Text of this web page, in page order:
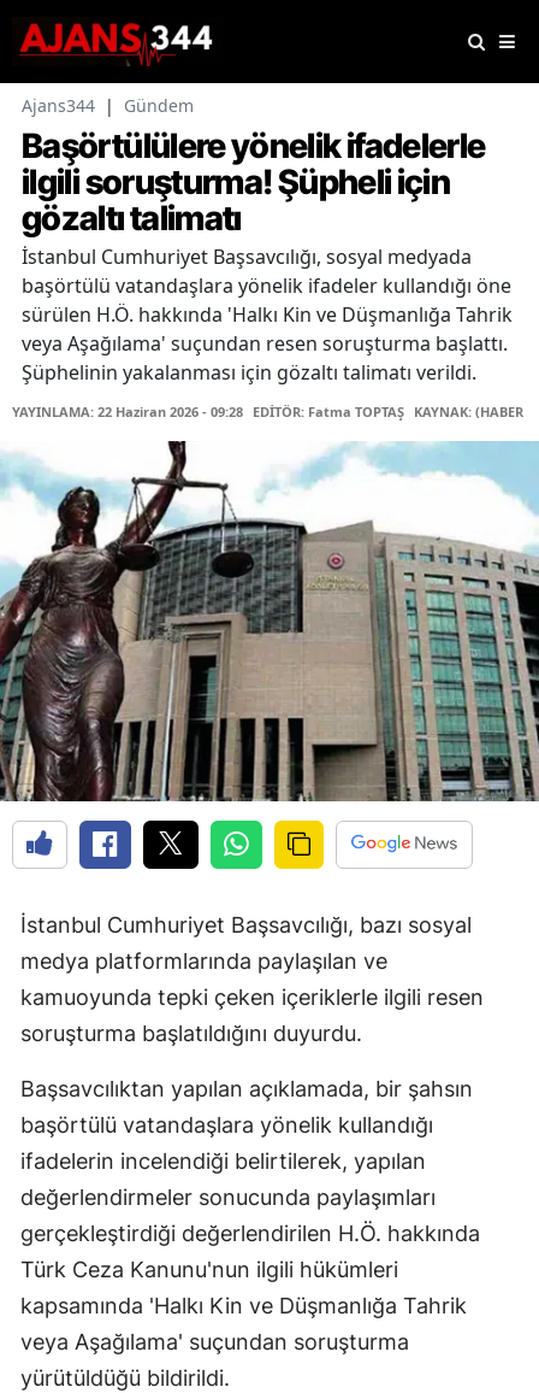
Ajans344 | Gündem
Başörtülülere yönelik ifadelerle
ilgili soruşturma! Şüpheli için
gözaltı talimatı
İstanbul Cumhuriyet Başsavcılığı, sosyal medyada
başörtülü vatandaşlara yönelik ifadeler kullandığı öne
sürülen H.Ö. hakkında 'Halkı Kin ve Düşmanlığa Tahrik
veya Aşağılama' suçundan resen soruşturma başlattı.
Şüphelinin yakalanması için gözaltı talimatı verildi.
YAYINLAMA: 22 Haziran 2026 - 09:28 EDİTÖR: Fatma TOPTAŞ KAYNAK: (HABER
İstanbul Cumhuriyet Başsavcılığı, bazı sosyal
medya platformlarında paylaşılan ve
kamuoyunda tepki çeken içeriklerle ilgili resen
soruşturma başlatıldığını duyurdu.
Başsavcılıktan yapılan açıklamada, bir şahsın
başörtülü vatandaşlara yönelik kullandığı
ifadelerin incelendiği belirtilerek, yapılan
değerlendirmeler sonucunda paylaşımları
gerçekleştirdiği değerlendirilen H.Ö. hakkında
Türk Ceza Kanunu'nun ilgili hükümleri
kapsamında 'Halkı Kin ve Düşmanlığa Tahrik
veya Aşağılama' suçundan soruşturma
yürütüldüğü bildirildi.